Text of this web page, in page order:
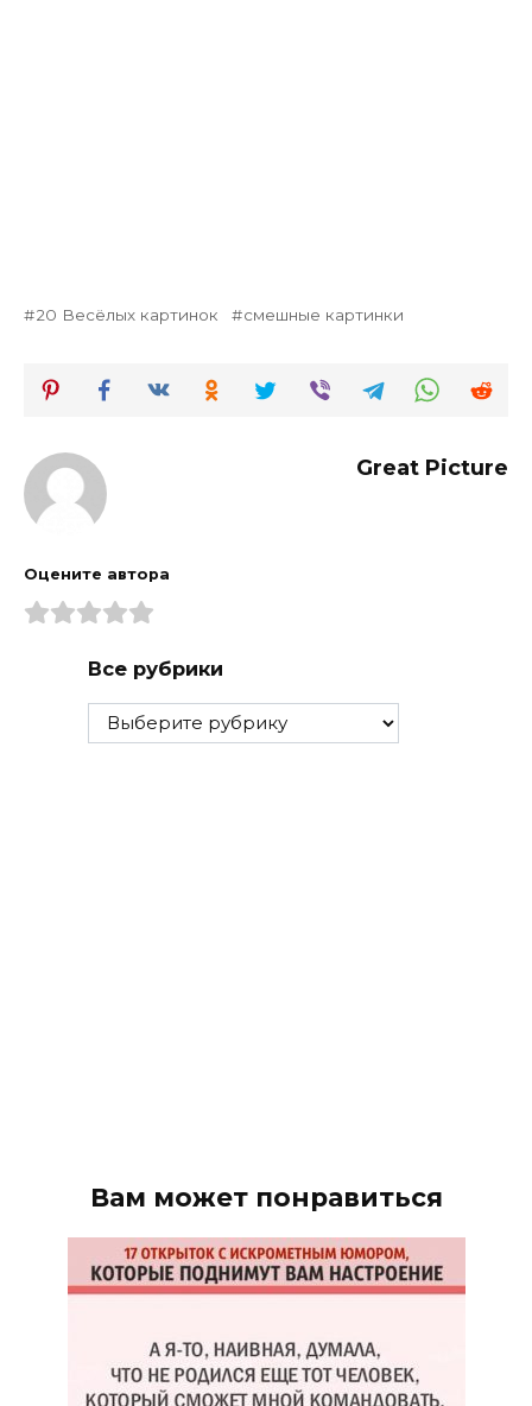
20 Весёлых картинок смешные картинки
Great Picture
Оцените автора
Все рубрики
Все
рубрики
Вам может понравиться